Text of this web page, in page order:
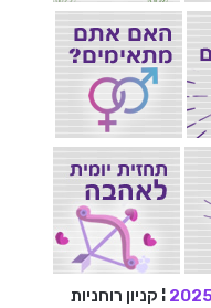
¦ קניון רוחניות